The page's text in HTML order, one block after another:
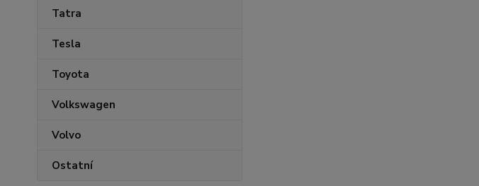
Tatra
Tesla
Toyota
Volkswagen
Volvo
Ostatní